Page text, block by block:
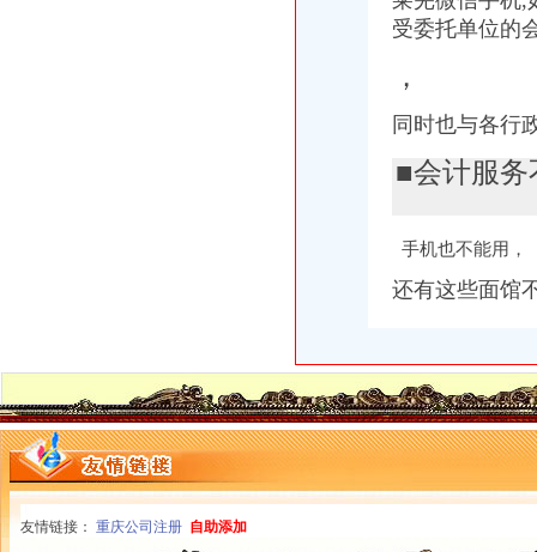
：重庆百货2013年年报（修订版）_交易所公告_市场_中金在线
天津银龙预应力材料股份有限公司关于募集资金使用完毕及注销募集资
专利申请名录_2017专利申请企业黄页大全_商务联盟网
2010年重庆城市交通开发投资（集团）有限公司公司券募集说明书_
桐君阁：关于召开公司2013年年度股东大会的通知_证券之星
开发区高新企业代账流程-金泉网
[年报]重庆路桥：2011年年度报告-[中财网]
金融及其他服务业岗位需求-两江新区官网
关于横竖-重庆横竖房地产顾问有限公司
受委托单位的
，
同时也与各行
■会计服务
手机也不能用，
还有这些面馆
友情链接： 重庆公司注册 自助添加